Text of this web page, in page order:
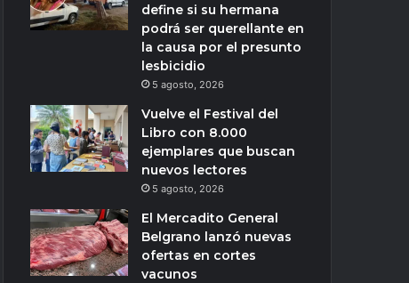
define si su hermana
podrá ser querellante en
la causa por el presunto
lesbicidio
5 agosto, 2026
Vuelve el Festival del
Libro con 8.000
ejemplares que buscan
nuevos lectores
5 agosto, 2026
El Mercadito General
Belgrano lanzó nuevas
ofertas en cortes
vacunos